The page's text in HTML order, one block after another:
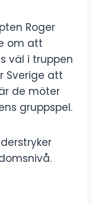
Roger
om att
väl i truppen
Sverige att
de möter
gruppspel.